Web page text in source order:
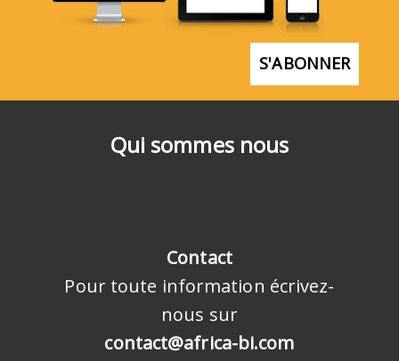
Qui sommes nous
Contact
Pour toute information écrivez-
nous sur
contact@africa-bi.com
S'ABONNER